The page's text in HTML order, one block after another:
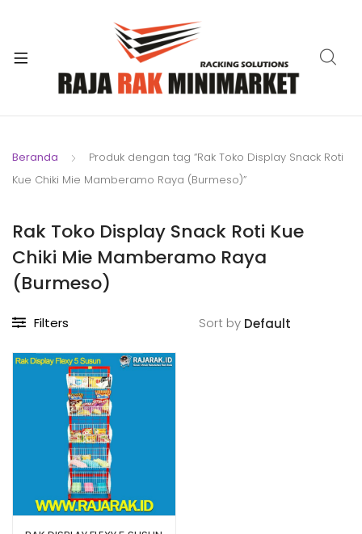
Beranda
Produk dengan tag “Rak Toko Display Snack Roti
Kue Chiki Mie Mamberamo Raya (Burmeso)”
Rak Toko Display Snack Roti Kue
Chiki Mie Mamberamo Raya
(Burmeso)
Filters Sort by